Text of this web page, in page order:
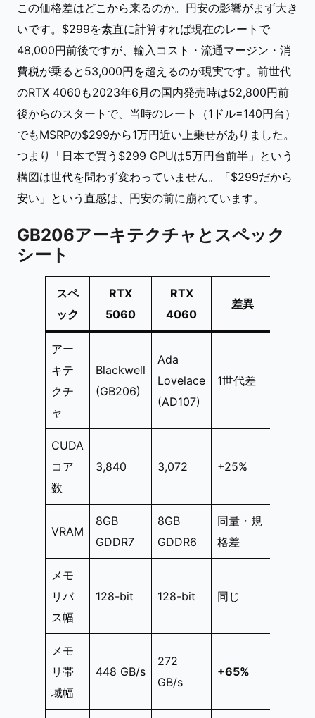
この価格差はどこから来るのか。円安の影響がまず大き
いです。$299を素直に計算すれば現在のレートで
48,000円前後ですが、輸入コスト・流通マージン・消
費税が乗ると53,000円を超えるのが現実です。前世代
のRTX 4060も2023年6月の国内発売時は52,800円前
後からのスタートで、当時のレート（1ドル=140円台）
でもMSRPの$299から1万円近い上乗せがありました。
つまり「日本で買う$299 GPUは5万円台前半」という
構図は世代を問わず変わっていません。「$299だから
安い」という直感は、円安の前に崩れています。
GB206アーキテクチャとスペック
シート
スペ
ック
RTX
5060
RTX
4060
差異
アー
キテ
クチ
ャ
Blackwell
(GB206)
Ada
Lovelace
(AD107)
1世代差
CUDA
コア
数
3,840 3,072 +25%
VRAM
8GB
GDDR7
8GB
GDDR6
同量・規
格差
メモ
リバ
ス幅
128-bit 128-bit 同じ
メモ
リ帯
域幅
448 GB/s
272
GB/s
+65%